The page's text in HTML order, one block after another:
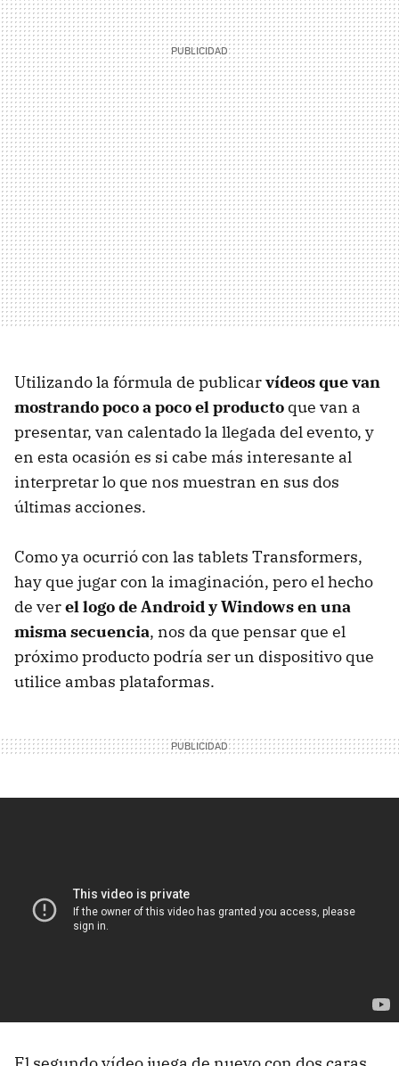
Utilizando la fórmula de publicarvídeos que van
mostrando poco a poco el producto que van a
presentar, van calentado la llegada del evento, y
en esta ocasión es si cabe más interesante al
interpretar lo que nos muestran en sus dos
últimas acciones.
Como ya ocurrió con las tablets Transformers,
hay que jugar con la imaginación, pero el hecho
de verel logo de Android y Windows en una
misma secuencia, nos da que pensar que el
próximo producto podría ser un dispositivo que
utilice ambas plataformas.